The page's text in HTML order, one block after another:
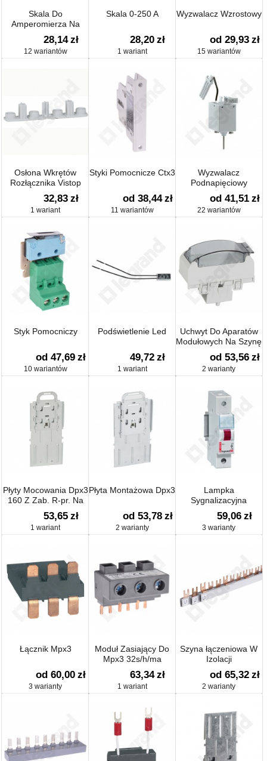
Skala Do
Amperomierza Na
Drzwi
28,14 zł
12 wariantów
Skala 0-250 A
28,20 zł
1 wariant
Wyzwalacz Wzrostowy
od 29,93 zł
15 wariantów
Osłona Wkrętów
Rozłącznika Vistop
32,83 zł
1 wariant
Styki Pomocnicze Ctx3
od 38,44 zł
11 wariantów
Wyzwalacz
Podnapięciowy
od 41,51 zł
22 wariantów
Styk Pomocniczy
od 47,69 zł
10 wariantów
Podświetlenie Led
49,72 zł
1 wariant
Uchwyt Do Aparatów
Modułowych Na Szynę
Th35
od 53,56 zł
2 warianty
Płyty Mocowania Dpx3
160 Z Zab. R-pr. Na
Th35
53,65 zł
1 wariant
Płyta Montażowa Dpx3
od 53,78 zł
2 warianty
Lampka
Sygnalizacyjna
59,06 zł
3 warianty
Łącznik Mpx3
od 60,00 zł
3 warianty
Moduł Zasiający Do
Mpx3 32s/h/ma
63,34 zł
1 wariant
Szyna łączeniowa W
Izolacji
od 65,32 zł
2 warianty